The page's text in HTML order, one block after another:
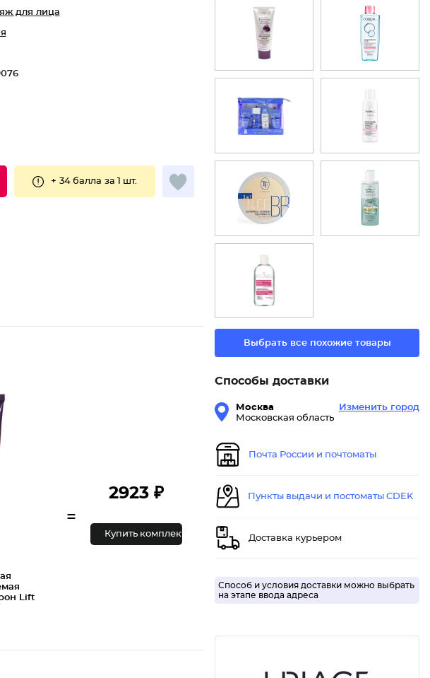
для лица
+ 34 балла за 1 шт.
Lift
=
2923 ₽
Купить комплект
Выбрать все похожие товары
Способы доставки
Москва
Московская область
Изменить город
Почта России и почтоматы
Пункты выдачи и постоматы CDEK
Доставка курьером
Способ и условия доставки можно выбрать
на этапе ввода адреса